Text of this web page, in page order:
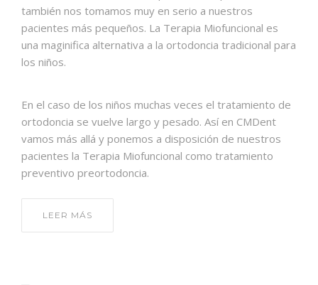
también nos tomamos muy en serio a nuestros
pacientes más pequeños. La Terapia Miofuncional es
una maginifica alternativa a la ortodoncia tradicional para
los niños.
En el caso de los niños muchas veces el tratamiento de
ortodoncia se vuelve largo y pesado. Así en CMDent
vamos más allá y ponemos a disposición de nuestros
pacientes la Terapia Miofuncional como tratamiento
preventivo preortodoncia.
LEER MÁS